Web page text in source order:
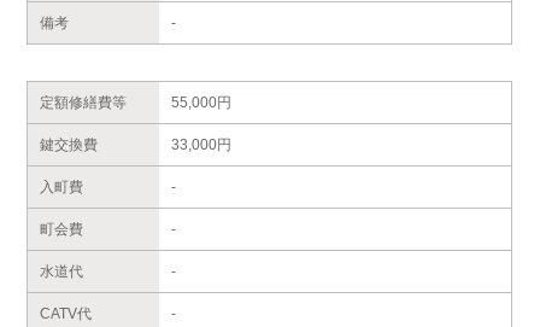
備考 -
定額修繕費等 55,000円
鍵交換費 33,000円
入町費 -
町会費 -
水道代 -
CATV代 -